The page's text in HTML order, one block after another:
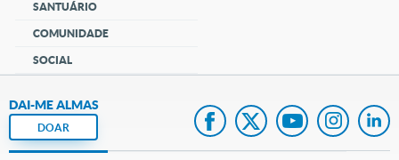
SANTUÁRIO
COMUNIDADE
SOCIAL
DAI-ME ALMAS
DOAR